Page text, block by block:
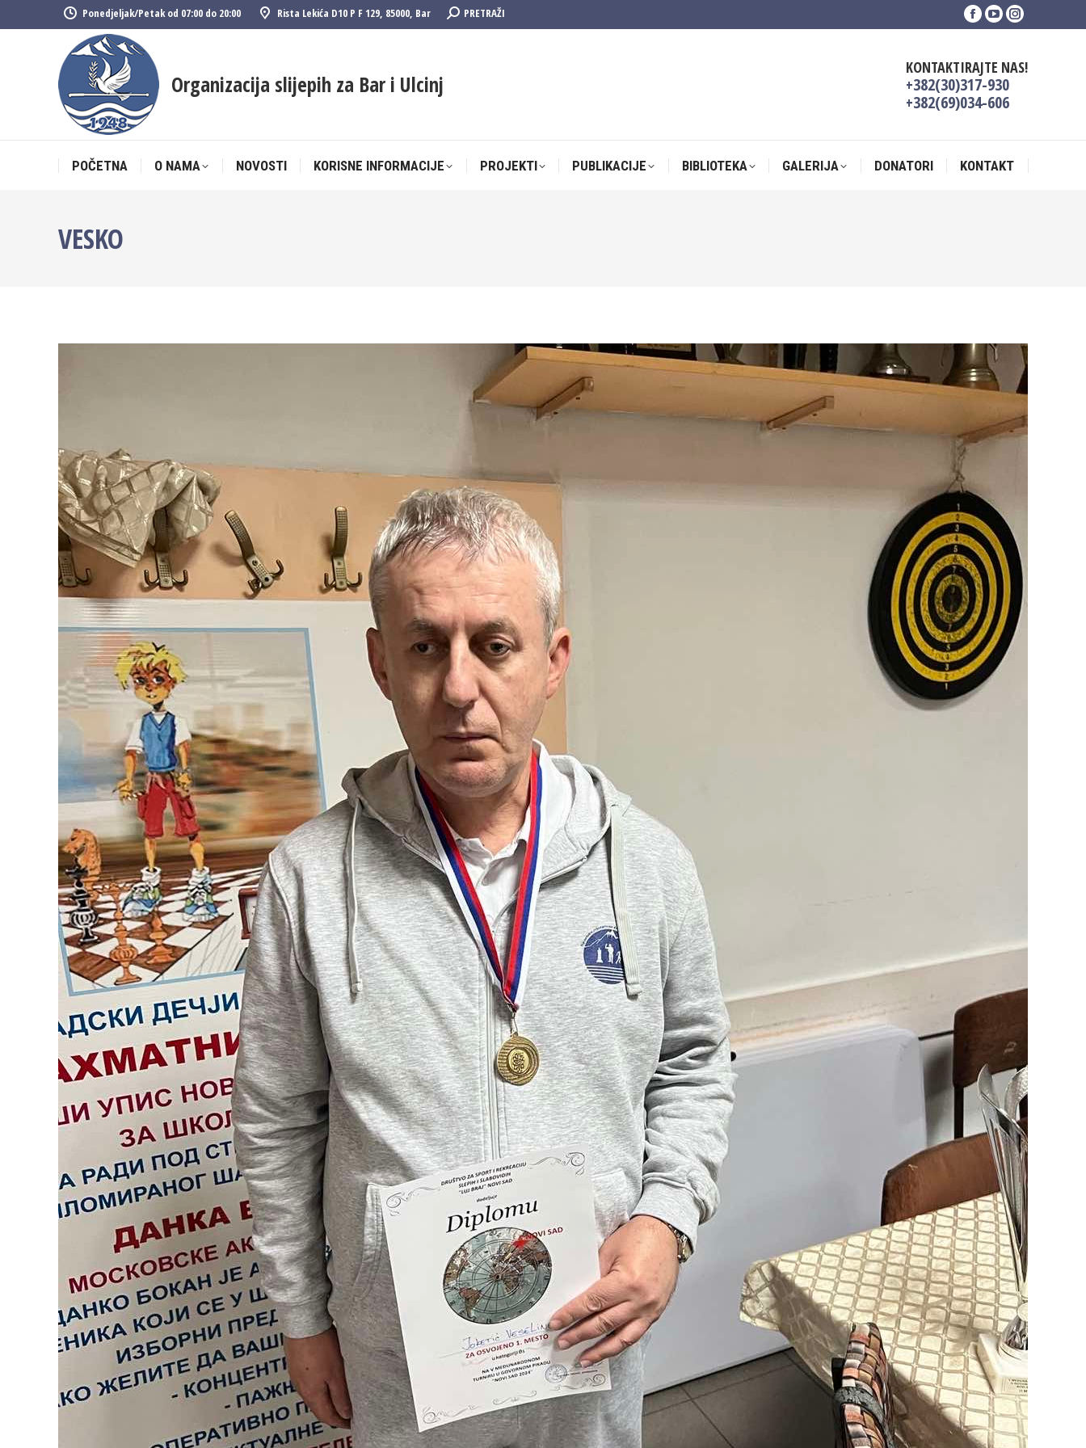
Ponedjeljak/Petak od 07:00 do 20:00 Rista Lekića D10 P F 129, 85000, Bar Search:PRETRAŽI
Facebook
in
new
window
YouTube
in
new
window
Instagram
in
Organizacija slijepih za Bar i Ulcinj
KONTAKTIRAJTE NAS!
+382(30)317-930
+382(69)034-606
POČETNA O NAMA NOVOSTI KORISNE INFORMACIJE PROJEKTI PUBLIKACIJE BIBLIOTEKA GALERIJA DONATORI KONTAKT
VESKO
POČETNA O NAMA NOVOSTI KORISNE INFORMACIJE PROJEKTI PUBLIKACIJE BIBLIOTEKA GALERIJA DONATORI KONTAKT